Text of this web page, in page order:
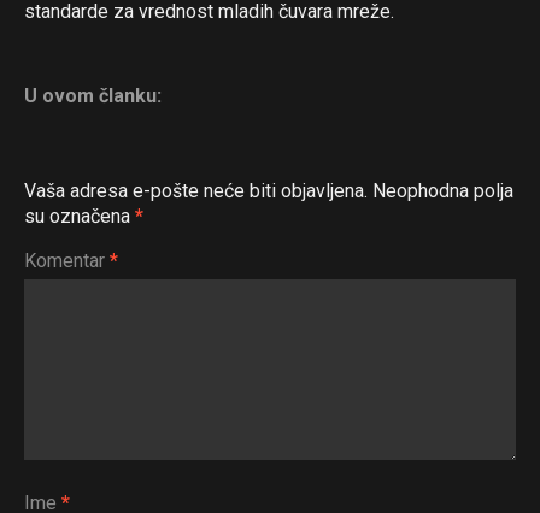
standarde za vrednost mladih čuvara mreže.
U ovom članku:
Vaša adresa e-pošte neće biti objavljena. Neophodna polja
su označena *
Komentar *
Ime *